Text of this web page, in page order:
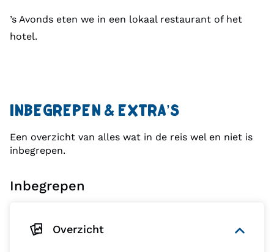
’s Avonds eten we in een lokaal restaurant of het
hotel.
INBEGREPEN & EXTRA’S
Een overzicht van alles wat in de reis wel en niet is
inbegrepen.
Inbegrepen
Overzicht